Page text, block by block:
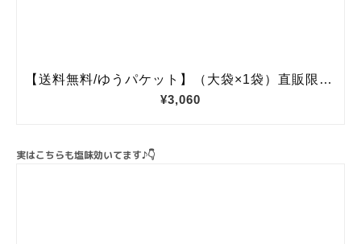
実はこちらも塩味効いてます♪👇